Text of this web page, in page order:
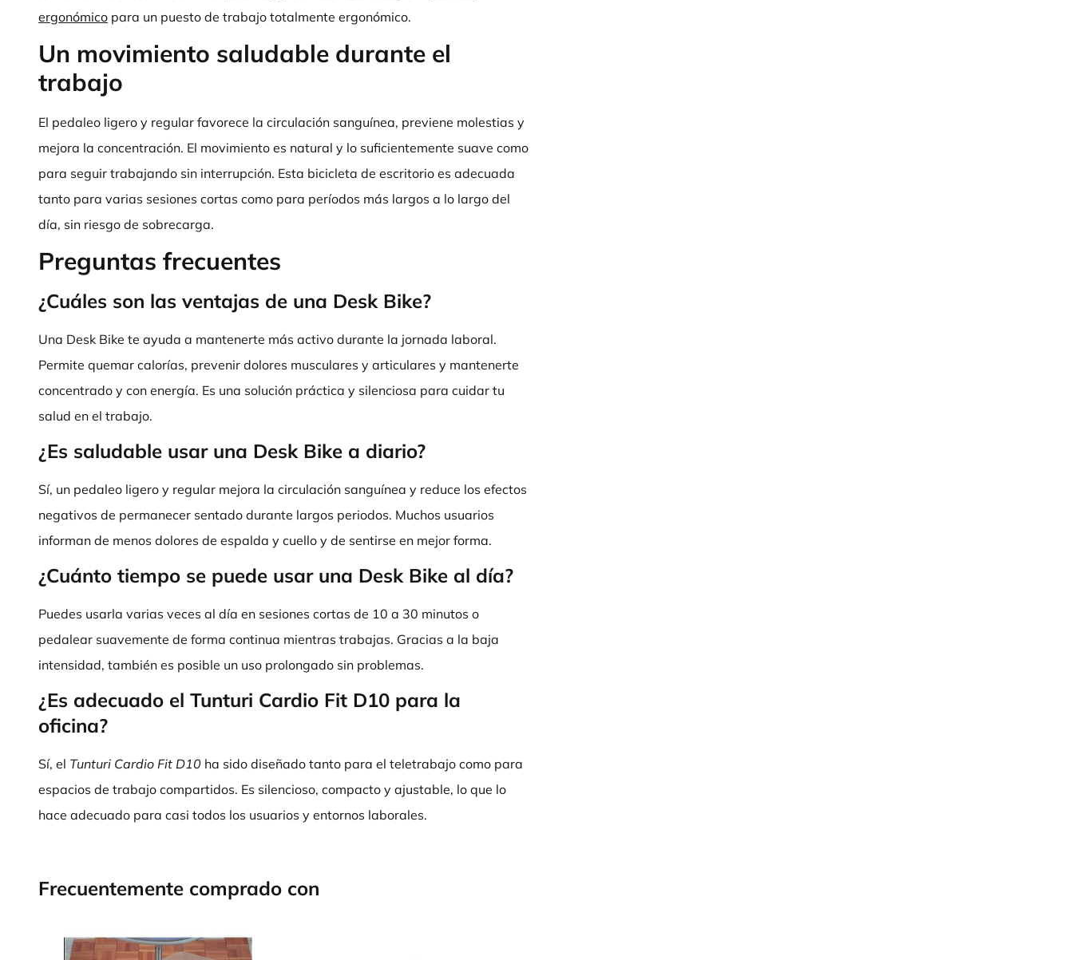
ergonómico para un puesto de trabajo totalmente ergonómico.
Un movimiento saludable durante el
trabajo
El pedaleo ligero y regular favorece la circulación sanguínea, previene molestias y
mejora la concentración. El movimiento es natural y lo suficientemente suave como
para seguir trabajando sin interrupción. Esta bicicleta de escritorio es adecuada
tanto para varias sesiones cortas como para períodos más largos a lo largo del
día, sin riesgo de sobrecarga.
Preguntas frecuentes
¿Cuáles son las ventajas de una Desk Bike?
Una Desk Bike te ayuda a mantenerte más activo durante la jornada laboral.
Permite quemar calorías, prevenir dolores musculares y articulares y mantenerte
concentrado y con energía. Es una solución práctica y silenciosa para cuidar tu
salud en el trabajo.
¿Es saludable usar una Desk Bike a diario?
Sí, un pedaleo ligero y regular mejora la circulación sanguínea y reduce los efectos
negativos de permanecer sentado durante largos periodos. Muchos usuarios
informan de menos dolores de espalda y cuello y de sentirse en mejor forma.
¿Cuánto tiempo se puede usar una Desk Bike al día?
Puedes usarla varias veces al día en sesiones cortas de 10 a 30 minutos o
pedalear suavemente de forma continua mientras trabajas. Gracias a la baja
intensidad, también es posible un uso prolongado sin problemas.
¿Es adecuado el Tunturi Cardio Fit D10 para la
oficina?
Sí, el Tunturi Cardio Fit D10 ha sido diseñado tanto para el teletrabajo como para
espacios de trabajo compartidos. Es silencioso, compacto y ajustable, lo que lo
hace adecuado para casi todos los usuarios y entornos laborales.
Frecuentemente comprado con